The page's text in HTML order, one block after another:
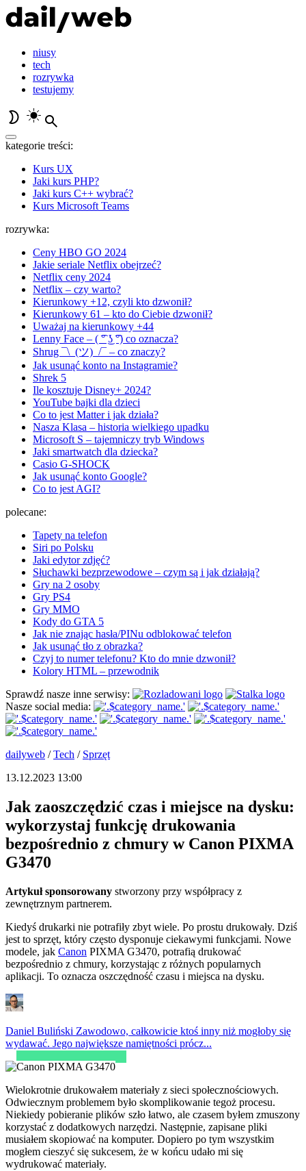
niusy
tech
rozrywka
testujemy
kategorie treści:
Kurs UX
Jaki kurs PHP?
Jaki kurs C++ wybrać?
Kurs Microsoft Teams
rozrywka:
Ceny HBO GO 2024
Jakie seriale Netflix obejrzeć?
Netflix ceny 2024
Netflix – czy warto?
Kierunkowy +12, czyli kto dzwonił?
Kierunkowy 61 – kto do Ciebie dzwonił?
Uważaj na kierunkowy +44
Lenny Face – ( ͡° ͜ʖ ͡°) co oznacza?
Shrug ¯\_(ツ)_/¯ – co znaczy?
Jak usunąć konto na Instagramie?
Shrek 5
Ile kosztuje Disney+ 2024?
YouTube bajki dla dzieci
Co to jest Matter i jak działa?
Nasza Klasa – historia wielkiego upadku
Microsoft S – tajemniczy tryb Windows
Jaki smartwatch dla dziecka?
Casio G-SHOCK
Jak usunąć konto Google?
Co to jest AGI?
polecane:
Tapety na telefon
Siri po Polsku
Jaki edytor zdjęć?
Słuchawki bezprzewodowe – czym są i jak działają?
Gry na 2 osoby
Gry PS4
Gry MMO
Kody do GTA 5
Jak nie znając hasła/PINu odblokować telefon
Jak usunąć tło z obrazka?
Czyj to numer telefonu? Kto do mnie dzwonił?
Kolory HTML – przewodnik
Sprawdź nasze inne serwisy:
Nasze social media:
dailyweb /Tech / Sprzęt
13.12.2023 13:00
Jak zaoszczędzić czas i miejsce na dysku:
wykorzystaj funkcję drukowania
bezpośrednio z chmury w Canon PIXMA
G3470
Artykuł sponsorowany stworzony przy współpracy z
zewnętrznym partnerem.
Kiedyś drukarki nie potrafiły zbyt wiele. Po prostu drukowały. Dziś
jest to sprzęt, który często dysponuje ciekawymi funkcjami. Nowe
modele, jak Canon PIXMA G3470, potrafią drukować
bezpośrednio z chmury, korzystając z różnych popularnych
aplikacji. To oznacza oszczędność czasu i miejsca na dysku.
Daniel Buliński Zawodowo, całkowicie ktoś inny niż mogłoby się
wydawać. Jego największe namiętności prócz...
Wielokrotnie drukowałem materiały z sieci społecznościowych.
Odwiecznym problemem było skomplikowanie tegoż procesu.
Niekiedy pobieranie plików szło łatwo, ale czasem byłem zmuszony
korzystać z dodatkowych narzędzi. Następnie, zapisane pliki
musiałem skopiować na komputer. Dopiero po tym wszystkim
mogłem cieszyć się sukcesem, że w końcu udało mi się
wydrukować materiały.